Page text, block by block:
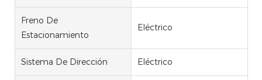
Freno De
Estacionamiento
Eléctrico
Sistema De Dirección Eléctrico